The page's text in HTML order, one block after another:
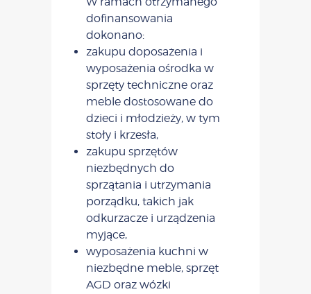
dofinansowania
dokonano:
zakupu doposażenia i
wyposażenia ośrodka w
sprzęty techniczne oraz
meble dostosowane do
dzieci i młodzieży, w tym
stoły i krzesła,
zakupu sprzętów
niezbędnych do
sprzątania i utrzymania
porządku, takich jak
odkurzacze i urządzenia
myjące,
wyposażenia kuchni w
niezbędne meble, sprzęt
AGD oraz wózki